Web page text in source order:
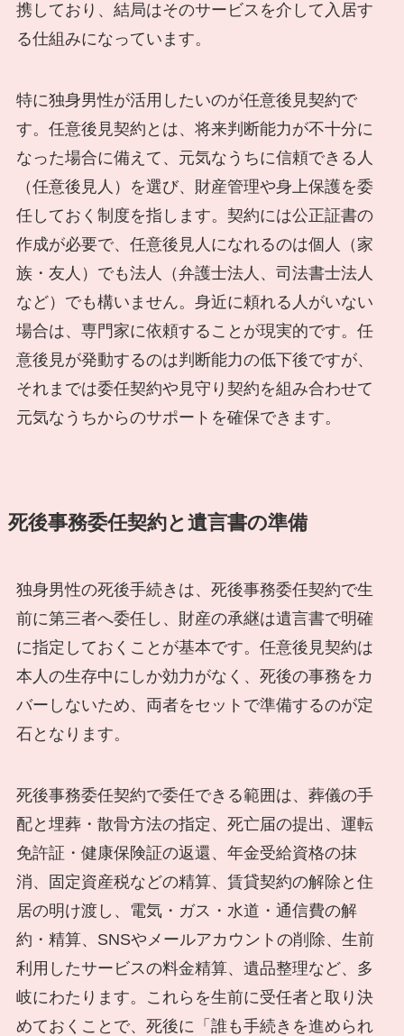
携しており、結局はそのサービスを介して入居す
る仕組みになっています。
特に独身男性が活用したいのが任意後見契約で
す。任意後見契約とは、将来判断能力が不十分に
なった場合に備えて、元気なうちに信頼できる人
（任意後見人）を選び、財産管理や身上保護を委
任しておく制度を指します。契約には公正証書の
作成が必要で、任意後見人になれるのは個人（家
族・友人）でも法人（弁護士法人、司法書士法人
など）でも構いません。身近に頼れる人がいない
場合は、専門家に依頼することが現実的です。任
意後見が発動するのは判断能力の低下後ですが、
それまでは委任契約や見守り契約を組み合わせて
元気なうちからのサポートを確保できます。
死後事務委任契約と遺言書の準備
独身男性の死後手続きは、死後事務委任契約で生
前に第三者へ委任し、財産の承継は遺言書で明確
に指定しておくことが基本です。任意後見契約は
本人の生存中にしか効力がなく、死後の事務をカ
バーしないため、両者をセットで準備するのが定
石となります。
死後事務委任契約で委任できる範囲は、葬儀の手
配と埋葬・散骨方法の指定、死亡届の提出、運転
免許証・健康保険証の返還、年金受給資格の抹
消、固定資産税などの精算、賃貸契約の解除と住
居の明け渡し、電気・ガス・水道・通信費の解
約・精算、SNSやメールアカウントの削除、生前
利用したサービスの料金精算、遺品整理など、多
岐にわたります。これらを生前に受任者と取り決
めておくことで、死後に「誰も手続きを進められ